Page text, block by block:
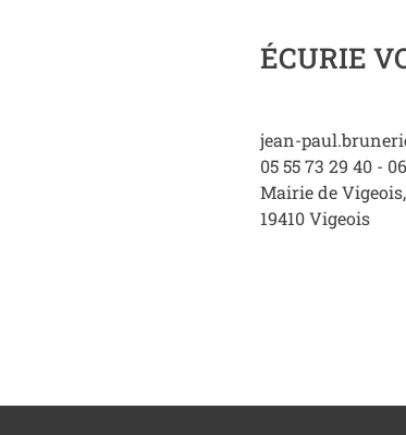
ÉCURIE
jean-
05 55 73 29 40 -
Mairie de
19410Vigeois